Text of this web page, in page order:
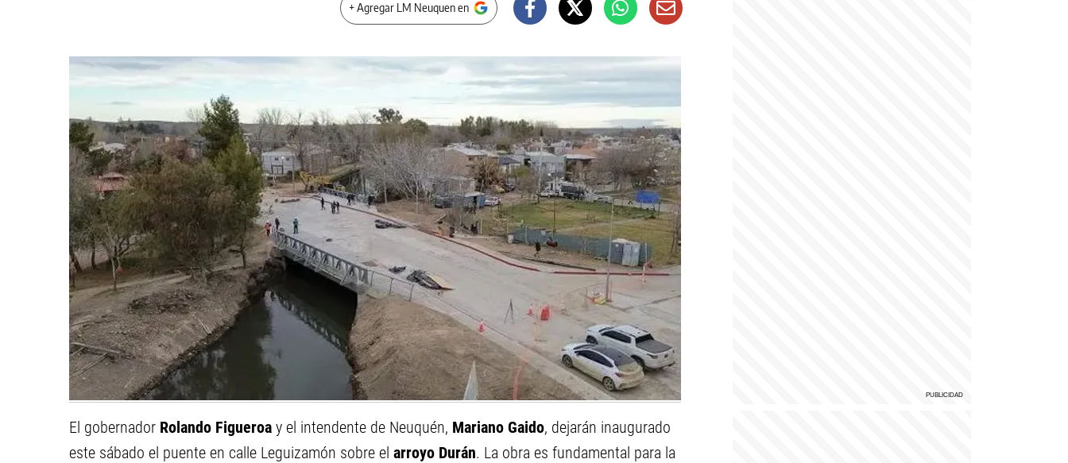
+ Agregar LM Neuquen en
El gobernador Rolando Figueroa y el intendente de Neuquén, Mariano Gaido, dejarán inaugurado
este sábado el puente en calle Leguizamón sobre el arroyo Durán. La obra es fundamental para la